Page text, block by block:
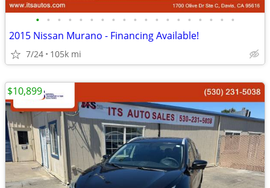
• • • • • • • • • • • • • • • • • • •
2015 Nissan Murano - Financing Available!
7/24 105k mi
$10,899